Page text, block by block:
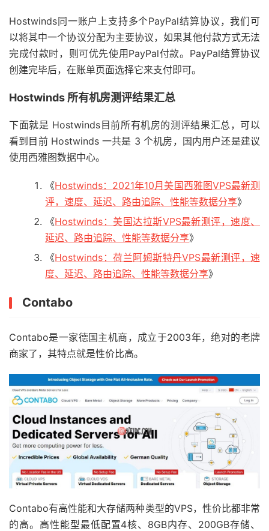
Hostwinds同一账户上支持多个PayPal结算协议，我们可
以将其中一个协议分配为主要协议，如果其他付款方式无法
完成付款时，则可优先使用PayPal付款。PayPal结算协议
创建完毕后，在账单页面选择它来支付即可。
Hostwinds 所有机房测评结果汇总
下面就是 Hostwinds目前所有机房的测评结果汇总，可以
看到目前 Hostwinds 一共是 3 个机房，国内用户还是建议
使用西雅图数据中心。
《Hostwinds：2021年10月美国西雅图VPS最新测
评，速度、延迟、路由追踪、性能等数据分享》
《Hostwinds：美国达拉斯VPS最新测评，速度、
延迟、路由追踪、性能等数据分享》
《Hostwinds：荷兰阿姆斯特丹VPS最新测评，速
度、延迟、路由追踪、性能等数据分享》
Contabo
Contabo是一家德国主机商，成立于2003年，绝对的老牌
商家了，其特点就是性价比高。
Contabo有高性能和大存储两种类型的VPS，性价比都非常
的高。高性能型最低配置4核、8GB内存、200GB存储、